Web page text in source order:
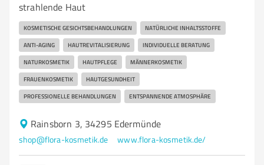
strahlende Haut
KOSMETISCHE GESICHTSBEHANDLUNGEN NATÜRLICHE INHALTSSTOFFE
ANTI-AGING HAUTREVITALISIERUNG INDIVIDUELLE BERATUNG
NATURKOSMETIK HAUTPFLEGE MÄNNERKOSMETIK
FRAUENKOSMETIK HAUTGESUNDHEIT
PROFESSIONELLE BEHANDLUNGEN ENTSPANNENDE ATMOSPHÄRE
Rainsborn 3, 34295 Edermünde
shop@flora-kosmetik.de www.flora-kosmetik.de/